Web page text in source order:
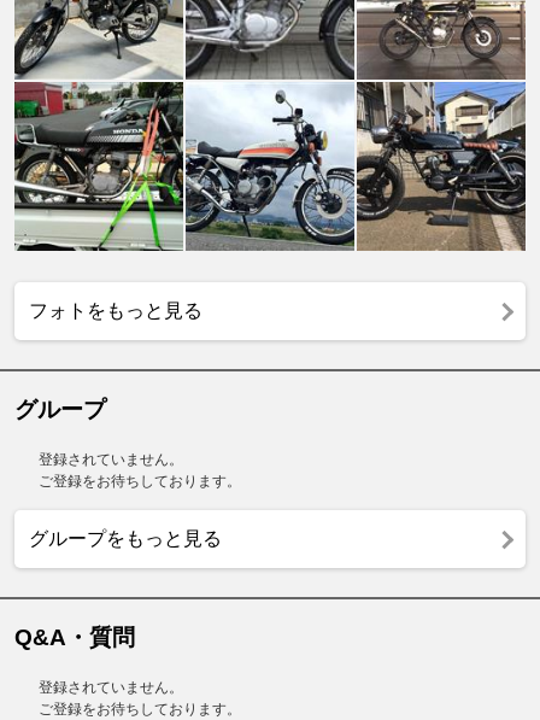
フォトをもっと見る
グループ
登録されていません。
ご登録をお待ちしております。
グループをもっと見る
Q&A・質問
登録されていません。
ご登録をお待ちしております。